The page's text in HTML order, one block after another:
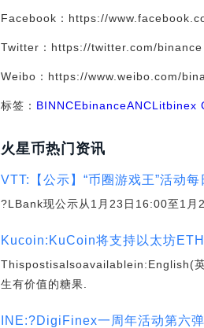
Facebook：https://
Twitter：https://twitter.com/binance
Weibo：https://www.weibo.com/
标签： BINNCEbinanceANCLitbinex
火星币热门资讯
VTT:【公示】“币圈游戏王”活动
?LBank现公示从1月23日16:00至1月
Kucoin:KuCoin将支持以太坊
Thispostisalsoavailablein:English(英
生有价值的糖果.
INE:?DigiFinex一周年活动第六